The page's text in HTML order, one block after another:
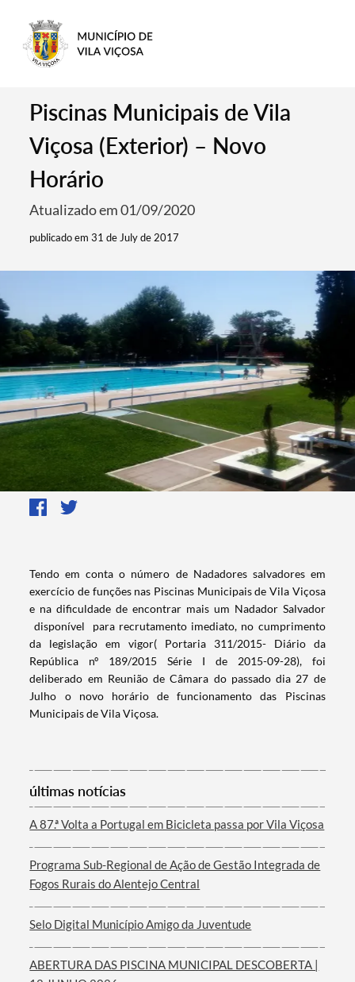
Termo de Pesquisa
Categorias gerais
Piscinas Municipais de Vila
Viçosa (Exterior) – Novo
Horário
Atualizado em 01/09/2020
publicado em 31 de July de 2017
​Tendo em conta o número de Nadadores salvadores em
exercício de funções nas Piscinas Municipais de Vila Viçosa
e na dificuldade de encontrar mais um Nadador Salvador
disponível para recrutamento imediato, no cumprimento
da legislação em vigor( Portaria 311/2015- Diário da
República nº 189/2015 Série I de 2015-09-28), foi
deliberado em Reunião de Câmara do passado dia 27 de
Julho o novo horário de funcionamento das Piscinas
Municipais de Vila Viçosa.
últimas notícias
A 87.ª Volta a Portugal em Bicicleta passa por Vila Viçosa
Programa Sub-Regional de Ação de Gestão Integrada de
Fogos Rurais do Alentejo Central
Selo Digital Município Amigo da Juventude
ABERTURA DAS PISCINA MUNICIPAL DESCOBERTA |